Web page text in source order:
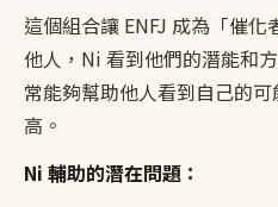
這個組合讓 ENFJ 成為「催
他人，Ni 看到他們的潛能和
常能夠幫助他人看到自己的
高。
Ni 輔助的潛在問題：